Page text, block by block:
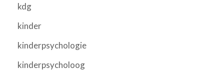
kdg
kinder
kinderpsychologie
kinderpsycholoog